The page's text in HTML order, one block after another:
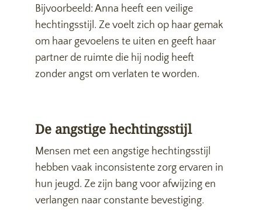
Bijvoorbeeld: Anna heeft een veilige
hechtingsstijl. Ze voelt zich op haar gemak
om haar gevoelens te uiten en geeft haar
partner de ruimte die hij nodig heeft
zonder angst om verlaten te worden.
De angstige hechtingsstijl
Mensen met een angstige hechtingsstijl
hebben vaak inconsistente zorg ervaren in
hun jeugd. Ze zijn bang voor afwijzing en
verlangen naar constante bevestiging.